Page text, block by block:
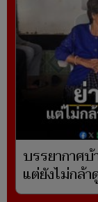
บรรยากาศบ้
แต่ยังไม่กล้